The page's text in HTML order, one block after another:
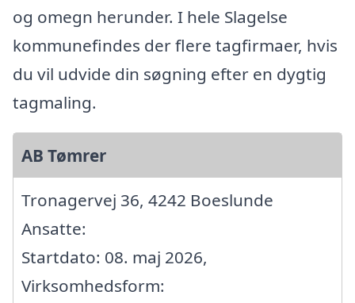
og omegn herunder. I hele Slagelse
kommunefindes der flere tagfirmaer, hvis
du vil udvide din søgning efter en dygtig
tagmaling.
AB Tømrer
Tronagervej 36, 4242 Boeslunde
Ansatte:
Startdato: 08. maj 2026,
Virksomhedsform: